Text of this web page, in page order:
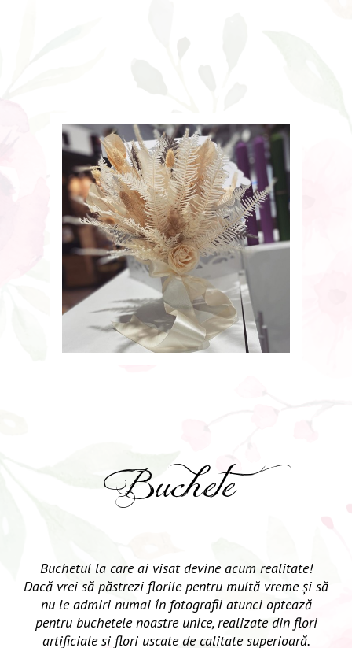
Buchete
Buchetul la care ai visat devine acum realitate!
Dacă vrei să păstrezi florile pentru multă vreme și să
nu le admiri numai în fotografii atunci optează
pentru buchetele noastre unice, realizate din flori
artificiale si flori uscate de calitate superioară.